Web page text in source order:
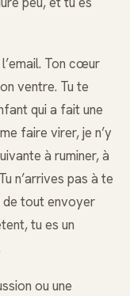
l’email. Ton cœur
ventre. Tu te
qui a fait une
faire virer, je n’y
à ruminer, à
n’arrives pas à te
de tout envoyer
tu es un
ou une